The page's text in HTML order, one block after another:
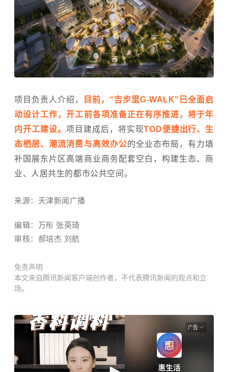
项目负责人介绍，
目前，“吉步里G-WALK”已全面启
动设计工作，开工前各项准备正在有序推进，将于年
内开工建设。 项目建成后，将实现TOD便捷出行、生
态栖居、潮流消费与高效办公的全业态布局，有力填
补国展东片区高端商业商务配套空白，构建生态、商
业、人居共生的都市公共空间。
来源：天津新闻广播
编辑： 万彤 张英琦
审核： 郝培杰 刘航
免责声明
本文来自腾讯新闻客户端创作者，不代表腾讯新闻的观点和立
场。
广告